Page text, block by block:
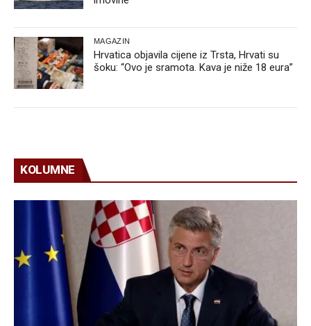
MAGAZIN
Hrvatica objavila cijene iz Trsta, Hrvati su
šoku: “Ovo je sramota. Kava je niže 18 eura”
KOLUMNE